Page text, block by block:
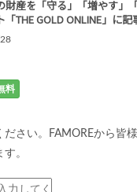
財産を「守る」「増やす」
「THE GOLD ONLINE」に
料
ださい。FAMOREから皆
。